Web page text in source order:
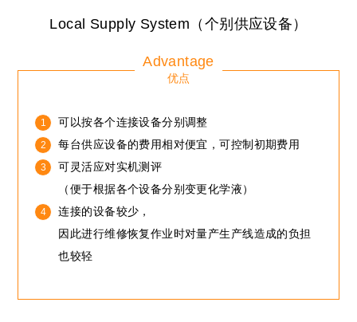
Local Supply System（个别供应设备）
Advantage
优点
可以按各个连接设备分别调整
每台供应设备的费用相对便宜，可控制初期费用
可灵活应对实机测评
（便于根据各个设备分别变更化学液）
连接的设备较少，
因此进行维修恢复作业时对量产生产线造成的负担
也较轻